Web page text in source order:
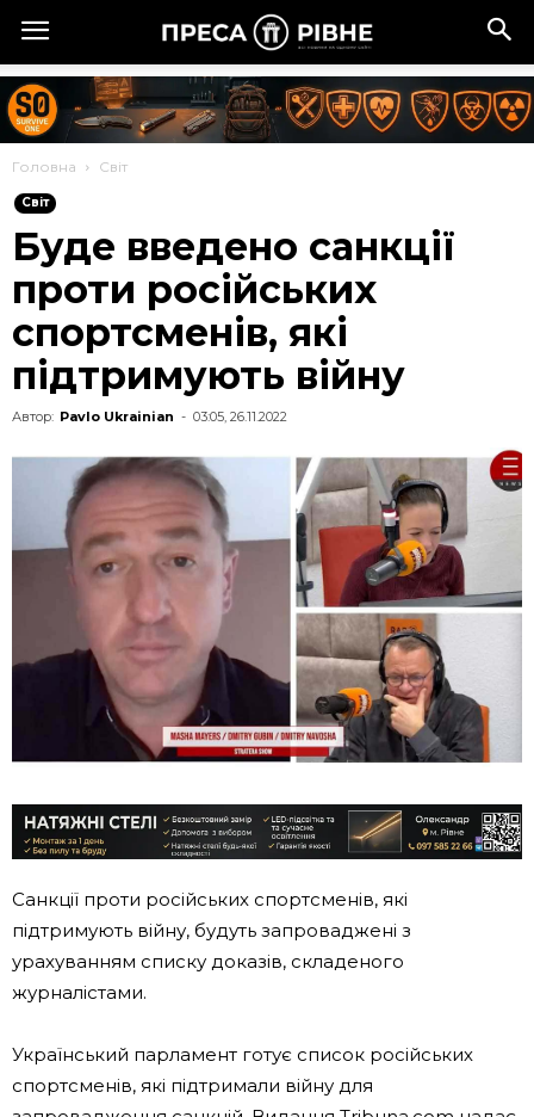
Головна Cвіт
Cвіт
Буде введено санкції
проти російських
спортсменів, які
підтримують війну
Автор: Pavlo Ukrainian - 03:05, 26.11.2022
Санкції проти російських спортсменів, які
підтримують війну, будуть запроваджені з
урахуванням списку доказів, складеного
журналістами.
Український парламент готує список російських
спортсменів, які підтримали війну для